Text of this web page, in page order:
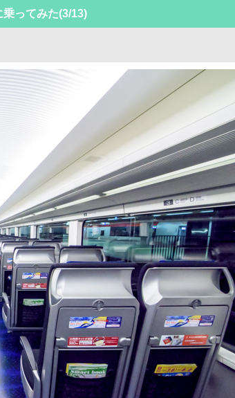
ってみた(3/13)